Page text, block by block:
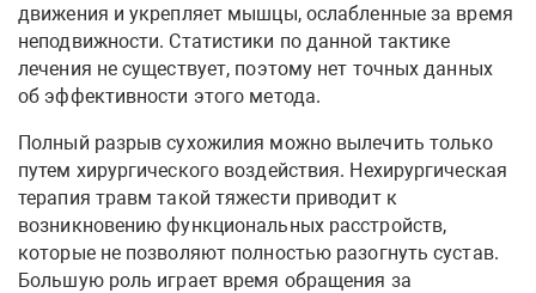
движения и укрепляет мышцы, ослабленные за время
неподвижности. Статистики по данной тактике
лечения не существует, поэтому нет точных данных
об эффективности этого метода.
Полный разрыв сухожилия можно вылечить только
путем хирургического воздействия. Нехирургическая
терапия травм такой тяжести приводит к
возникновению функциональных расстройств,
которые не позволяют полностью разогнуть сустав.
Большую роль играет время обращения за